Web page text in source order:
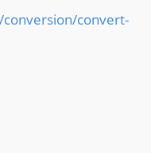
convert-